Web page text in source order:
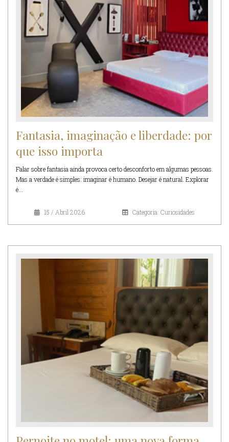
Fantasia, imaginação e liberdade: por
que isso importa
Falar sobre fantasia ainda provoca certo desconforto em algumas pessoas.
Mas a verdade é simples: imaginar é humano. Desejar é natural. Explorar
é...
15 / Abril 2026 Categoria: Curiosidades